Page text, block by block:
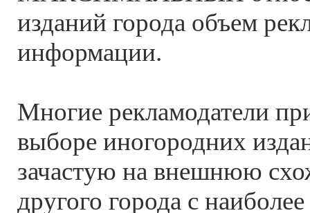
изданий города объем
информации.
Многие рекламодатели
выборе иногородних
зачастую на внешнюю
другого города с